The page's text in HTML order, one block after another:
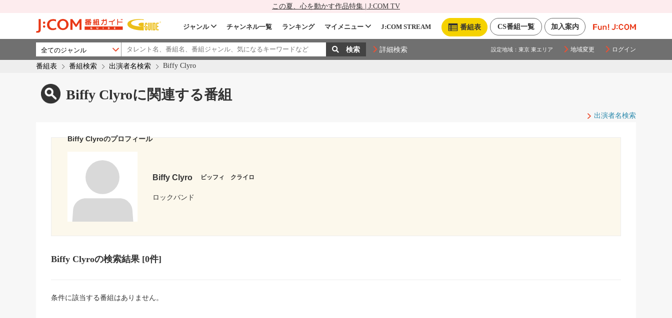
この夏、心を動かす作品特集 | J:COM TV
加入案内
CS番組一覧
番組表
ジャンル チャンネル一覧 ランキング マイメニュー J:COM STREAM
詳細検索 設定地域： 東京 東エリア 地域変更 ログイン
番組表 番組検索 出演者名検索 Biffy Clyro
Biffy Clyroに関連する番組
出演者名検索
Biffy Clyroのプロフィール
Biffy Clyro ビッフィ クライロ
ロックバンド
Biffy Clyroの検索結果[0件]
条件に該当する番組はありません。